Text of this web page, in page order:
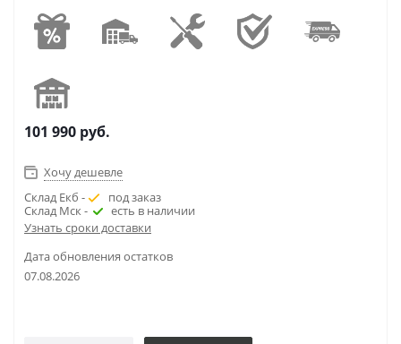
101 990 руб.
Хочу дешевле
Склад Екб -
под заказ
Склад Мск -
есть в наличии
Узнать сроки доставки
Дата обновления остатков
07.08.2026